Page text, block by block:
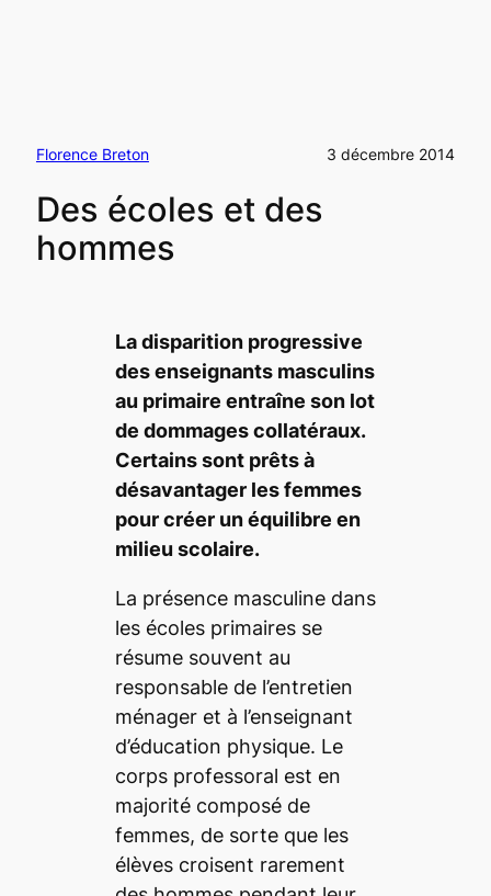
Florence Breton 3 décembre 2014
Des écoles et des
hommes
La disparition progressive
des enseignants masculins
au primaire entraîne son lot
de dommages collatéraux.
Certains sont prêts à
désavantager les femmes
pour créer un équilibre en
milieu scolaire.
La présence masculine dans
les écoles primaires se
résume souvent au
responsable de l’entretien
ménager et à l’enseignant
d’éducation physique. Le
corps professoral est en
majorité composé de
femmes, de sorte que les
élèves croisent rarement